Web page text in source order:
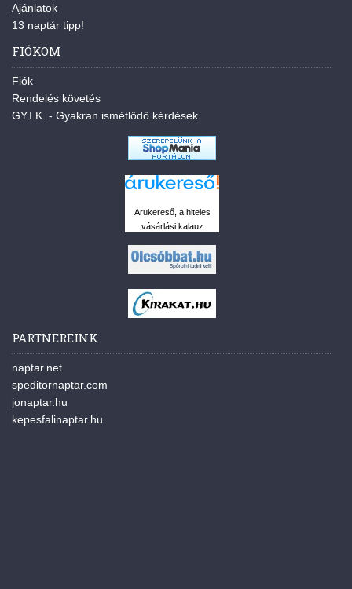
Ajánlatok
13 naptár tipp!
FIÓKOM
Fiók
Rendelés követés
GY.I.K. - Gyakran ismétlődő kérdések
Árukereső, a hiteles
vásárlási kalauz
PARTNEREINK
naptar.net
speditornaptar.com
jonaptar.hu
kepesfalinaptar.hu